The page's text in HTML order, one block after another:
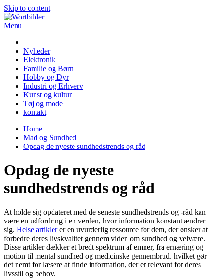
Skip to content
Menu
Nyheder
Elektronik
Familie og Børn
Hobby og Dyr
Industri og Erhverv
Kunst og kultur
Tøj og mode
kontakt
Home
Mad og Sundhed
Opdag de nyeste sundhedstrends og råd
Opdag de nyeste
sundhedstrends og råd
At holde sig opdateret med de seneste sundhedstrends og -råd kan
være en udfordring i en verden, hvor information konstant ændrer
sig. Helse artiklerer en uvurderlig ressource for dem, der ønsker at
forbedre deres livskvalitet gennem viden om sundhed og velvære.
Disse artikler dækker et bredt spektrum af emner, fra ernæring og
motion til mental sundhed og medicinske gennembrud, hvilket gør
det nemt for læsere at finde information, der er relevant for deres
livsstil og behov.